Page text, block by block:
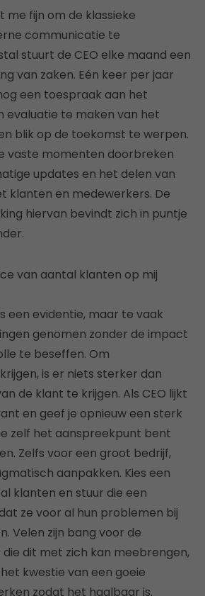
me fijn om de klassieke
communicatie te
stuurt de CEO elke maand een
van zaken. Eén keer per jaar
een toespraak aan het
evaluatie te maken van het
blik op de toekomst te werpen.
vaste momenten doorbreken
updates en het delen van
klanten en medewerkers. De
hiervan bevindt zich in puntje
van aantal klanten op mij
een evidentie, maar te vaak
genomen zonder de impact
te beseffen. Om
is er niets sterker dan
de klant te krijgen. Als CEO lijkt
en geef je opnieuw een sterk
zelf het aanspreekpunt bent
Zelfs voor een groot bedrijf,
aanpakken. Kies een
klanten en stuur die een
ze voor al hun problemen bij
Velen zijn bang voor de
dit met zich kan meebrengen,
kwestie van een goeie
zodat het haalbaar is.